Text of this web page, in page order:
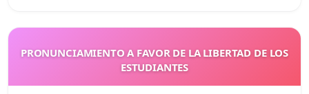
PRONUNCIAMIENTO A FAVOR DE LA LIBERTAD DE LOS
ESTUDIANTES